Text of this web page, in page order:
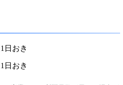
日おき
日おき